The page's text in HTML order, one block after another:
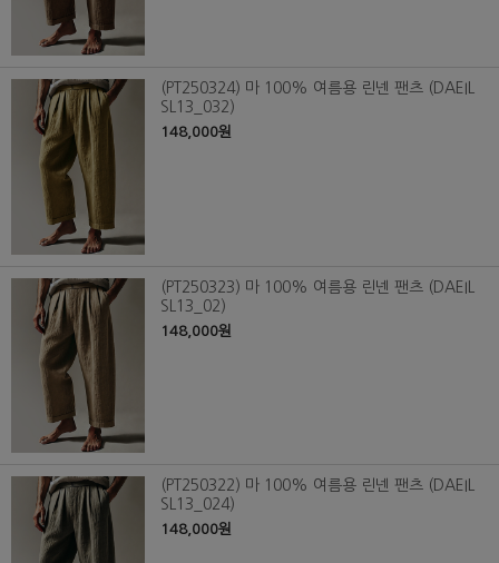
(PT250324) 마 100% 여름용 린넨 팬츠 (DAEIL
SL13_032)
148,000원
(PT250323) 마 100% 여름용 린넨 팬츠 (DAEIL
SL13_02)
148,000원
(PT250322) 마 100% 여름용 린넨 팬츠 (DAEIL
SL13_024)
148,000원